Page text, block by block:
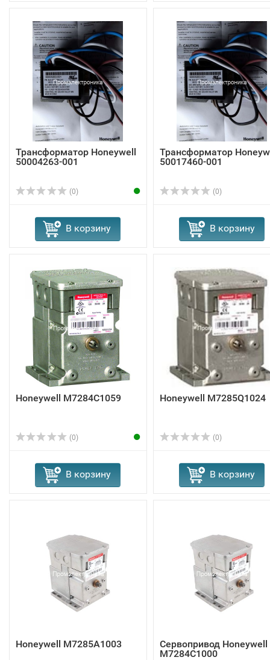
Трансформатор Honeywell
50004263-001
(0)
В корзину
Трансформатор
50017460-001
(0)
В корзину
Honeywell M7284C1059
(0)
В корзину
Honeywell M7285Q1024
(0)
В корзину
Honeywell M7285A1003
Сервопривод Honeywell
M7284C1000